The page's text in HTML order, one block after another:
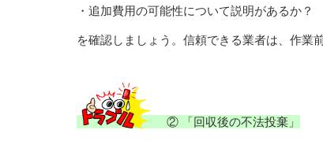
・追加費用の可能性について説明があるか？
を確認しましょう。信頼できる業者は、作業
② 「回収後の不法投棄」